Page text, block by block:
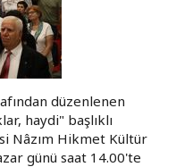
düzenlenen
haydi" başlıklı
Nâzım Hikmet Kültür
günü saat 14.00'te